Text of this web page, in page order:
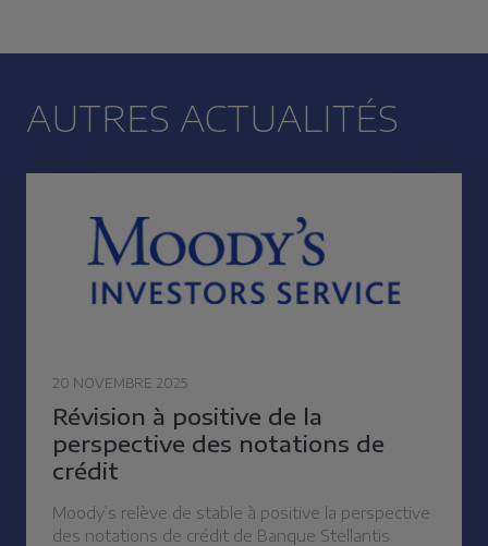
AUTRES ACTUALITÉS
20 NOVEMBRE 2025
Révision à positive de la
perspective des notations de
crédit
Moody’s relève de stable à positive la perspective
des notations de crédit de Banque Stellantis